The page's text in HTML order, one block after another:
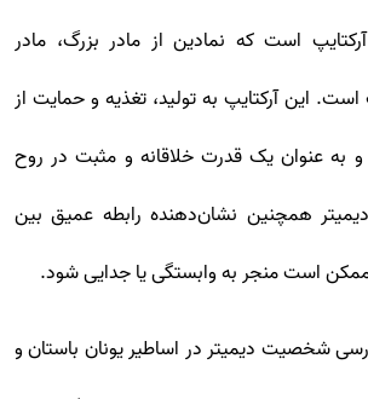
است که نمادین از مادر بزرگ، مادر
این آرکتایپ به تولید، تغذیه و حمایت از
به عنوان یک قدرت خلاقانه و مثبت در روح
همچنین نشان‌دهنده رابطه عمیق بین
است منجر به وابستگی یا جدایی شود.
شخصیت دیمیتر در اساطیر یونان باستان و